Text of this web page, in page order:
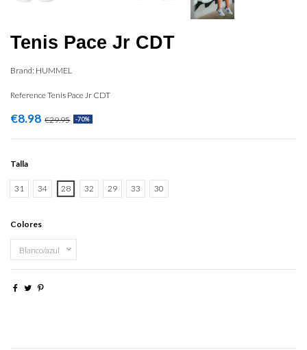
Tenis Pace Jr CDT
Brand: HUMMEL
ReferenceTenis Pace Jr CDT
€8.98 €29.95 -70%
Talla
31 34 28 32 29 33 30
Colores